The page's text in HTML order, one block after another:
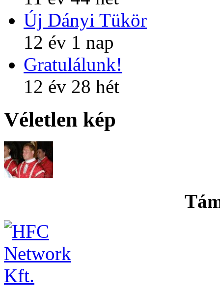
Új Dányi Tükör
12 év 1 nap
Gratulálunk!
12 év 28 hét
Véletlen kép